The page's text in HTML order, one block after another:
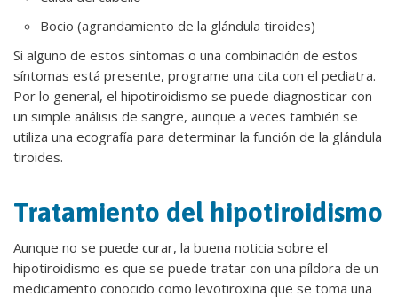
Bocio (agrandamiento de la glándula tiroides)
Si alguno de estos síntomas o una combinación de estos
síntomas está presente, programe una cita con el pediatra.
Por lo general, el hipotiroidismo se puede diagnosticar con
un simple análisis de sangre, aunque a veces también se
utiliza una ecografía para determinar la función de la glándula
tiroides.
Tratamiento del hipotiroidismo
Aunque no se puede curar, la buena noticia sobre el
hipotiroidismo es que se puede tratar con una píldora de un
medicamento conocido como levotiroxina que se toma una